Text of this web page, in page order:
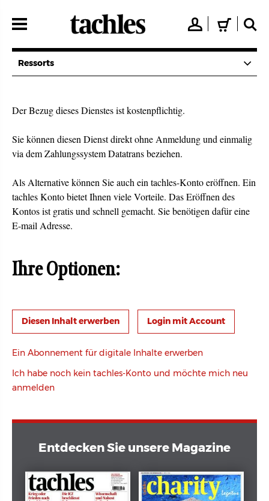
zum
👤 🛒 🔍
Ressorts
Der Bezug dieses Dienstes ist kostenpflichtig.
Sie können diesen Dienst direkt ohne Anmeldung und einmalig
via dem Zahlungssystem Datatrans beziehen.
Als Alternative können Sie auch ein tachles-Konto eröffnen. Ein
tachles Konto bietet Ihnen viele Vorteile. Das Eröffnen des
Kontos ist gratis und schnell gemacht. Sie benötigen dafür eine
E-mail Adresse.
Ihre Optionen:
Login mit Account
Ein Abonnement für digitale Inhalte erwerben
Ich habe noch kein tachles-Konto und möchte mich neu
anmelden
Entdecken Sie unsere Magazine